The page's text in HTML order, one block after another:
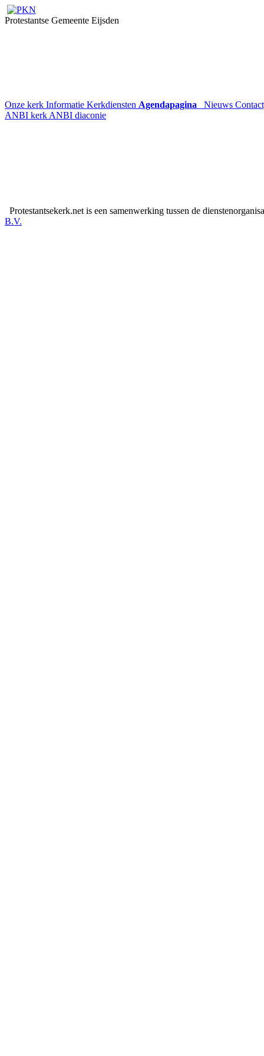
Protestantse Gemeente Eijsden
Onze kerk Informatie Kerkdiensten Agendapagina Nieuws
ANBI kerk ANBI diaconie
Protestantsekerk.net is een samenwerking tussen de
B.V.